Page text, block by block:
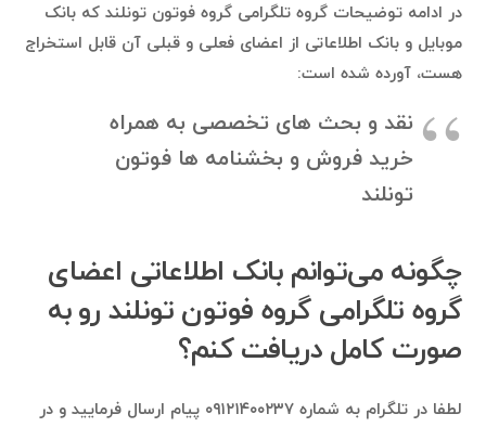
در ادامه توضیحات گروه تلگرامی گروه فوتون تونلند که بانک
موبایل و بانک اطلاعاتی از اعضای فعلی و قبلی آن قابل استخراج
هست، آورده شده است:
نقد و بحث های تخصصی به همراه
خرید فروش و بخشنامه ها فوتون
تونلند
چگونه می‌توانم بانک اطلاعاتی اعضای
گروه تلگرامی گروه فوتون تونلند رو به
صورت کامل دریافت کنم؟
لطفا در تلگرام به شماره ۰۹۱۲۱۴۰۰۲۳۷ پیام ارسال فرمایید و در